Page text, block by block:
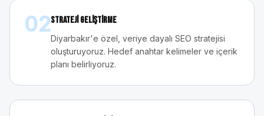
02Strateji Geliştirme
Diyarbakır'e özel, veriye dayalı SEO stratejisi
oluşturuyoruz. Hedef anahtar kelimeler ve içerik
planı belirliyoruz.